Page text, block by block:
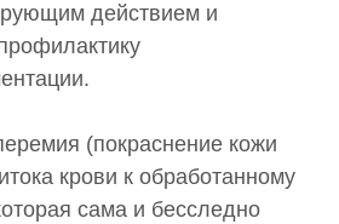
действием и
(покраснение кожи
крови к обработанному
сама и бесследно